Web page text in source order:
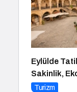
Eylülde
Sakinlik,
Arada
Turizm